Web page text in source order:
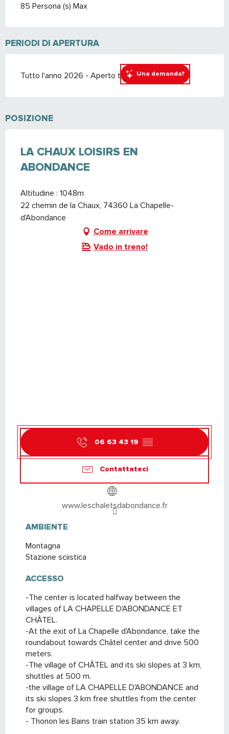
Una domanda?
85 Persona (s) Max
PERIODI DI APERTURA
Tutto l'anno 2026 - Aperto tutti i giorni
POSIZIONE
LA CHAUX LOISIRS EN
ABONDANCE
Altitudine : 1048m
22 chemin de la Chaux, 74360 La Chapelle-
d'Abondance
Come arrivare
Vado in treno!
06 63 43 19 ▒▒
Contattateci
www.leschaletsdabondance.fr
AMBIENTE
AMBIENTE
Montagna
Stazione sciistica
ACCESSO
ACCESSO
-The center is located halfway between the
villages of LA CHAPELLE D'ABONDANCE ET
CHÂTEL.
-At the exit of La Chapelle d'Abondance, take the
roundabout towards Châtel center and drive 500
meters.
-The village of CHÂTEL and its ski slopes at 3 km,
shuttles at 500 m.
-the village of LA CHAPELLE D'ABONDANCE and
its ski slopes 3 km free shuttles from the center
for groups.
- Thonon les Bains train station 35 km away.